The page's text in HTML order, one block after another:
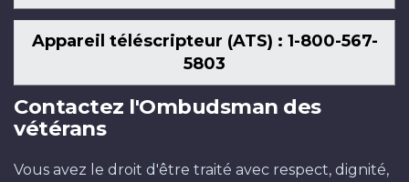
Appareil téléscripteur (ATS) : 1-800-567-
5803
Contactez l'Ombudsman des
vétérans
Vous avez le droit d'être traité avec respect, dignité,